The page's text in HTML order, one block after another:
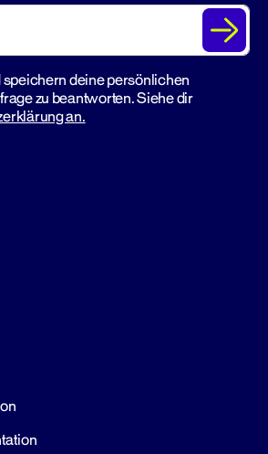
deine persönlichen
zu beantworten. Siehe dir
an.